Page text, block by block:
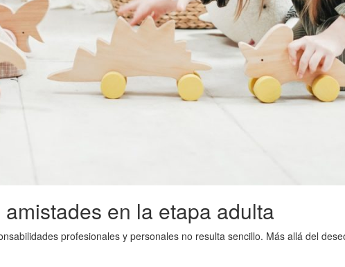
en la etapa adulta
profesionales y personales no resulta sencillo. Más allá del